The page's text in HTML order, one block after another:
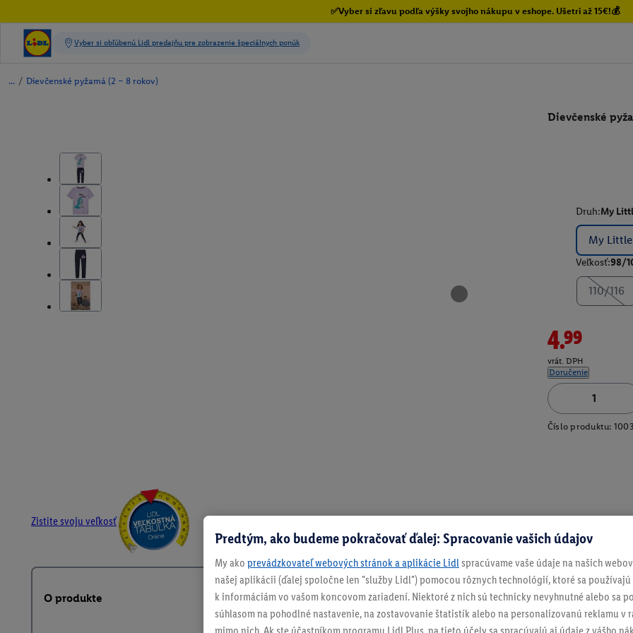
✅Vyber si zľavu podľa výšky svojho nákupu v eshope. Ušetri až 15€!💰
/ Dievčenské pyžamá (2 – 8 rokov)
Dievčenské
Druh:My
My
Veľkosť:98/
110/116
4.99
vrát. DPH
Doručenie
Číslo produktu:
Zistite svoju veľkosť
O produkte
Predtým, ako budeme pokračovať ďalej: Spracovanie vašich údajov
My ako prevádzkovateľ webových stránok a aplikácie Lidl spracúvame vaše údaje na našich
našej aplikácii (ďalej spoločne len "služby Lidl") pomocou rôznych technológií, ktoré sa
k informáciám vo vašom koncovom zariadení. Niektoré z nich sú technicky nevyhnutné alebo sa
súhlasom na pohodlné nastavenie, na zostavovanie štatistík alebo na personalizovanú reklamu v
mimo nich. Ak ste účastníkom programu Lidl Plus, na tieto účely sa spracúvajú aj údaje z vášho